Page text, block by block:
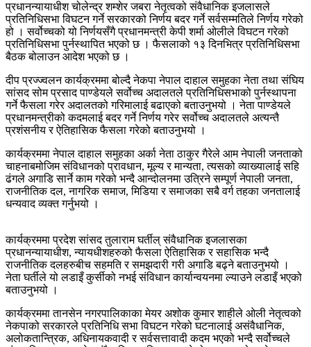
प्रधानन्यायाधीश चोलेन्द्र शम्शेर जबरा नेतृत्वको संवैधानिक इजलासले
प्रतिनिधिसभा विघटन गर्ने सरकारको निर्णय बदर गर्ने सर्वसम्मतिले निर्णय गरेको
हो । सर्वोच्चको यो निर्णयसँगै प्रधानमन्त्री केपी शर्मा ओलीले विघटन गरेको
प्रतिनिधिसभा पुर्नस्थापित भएको छ । फैसलाको १३ दिनभित्र प्रतिनिधिसभा
बैठक बोलाउन आदेश भएको छ ।
दीप प्रज्ज्वलन कार्यक्रममा बोल्दै नेकपा नेपाल दाहाल समुहका नेता तथा संघिय
सांसद सोम प्रसाद पाण्डेयले सर्वोच्च अदालतले प्रतिनिधिसभाको पुर्नस्थापना
गर्ने फैसला गरेर अदालतको गरिमालाई बढाएको बताउनुभयो । नेता पाण्डेयले
प्रधानमन्त्रीको कदमलाई बदर गर्ने निर्णय गरेर सर्वोच्च अदालतले अत्यन्तै
प्रशंसनीय र ऐतिहासिक फैसला गरेको बताउनुभयो ।
कार्यक्रममा नेपाल दाहाल समुहका अर्का नेता ठाकुर गैरेले आम नेपाली जनताको
चाहनाबमोजिम संविधानको प्रावधान, मूल्य र मान्यता, त्यसको व्याख्यालाई सहि
ढंगले अगाडि सार्ने काम गरेको भन्दै आन्दोलनमा उत्रिने सम्पूर्ण नेपाली जनता,
राजनीतिक दल, नागरिक समाज, मिडिया र समाजका सबै वर्ग तहका जनतालाई
धन्यवाद व्यक्त गर्नुभयो ।
कार्यक्रममा प्रदेश सांसद तुलाराम घर्तील् संवैधानिक इजलासका
प्रधानन्यायाधीश, न्यायधीशहरुको फैसला ऐतिहासिक र सहासिक भन्दै
राजनीतिक दलहरुबीच सहमति र समझदारी गरी अगाडि बढ्ने बताउनुभयो ।
नेता घर्तीले यो लडाइँ कुर्सीको नभई संविधान कार्यान्वयनमा ल्याउने लडाइँ भएको
बताउनुभयो ।
कार्यक्रममा तानसेन नगरपालिकाका मेयर अशोक कुमार शाहीले ओली नेतृत्वको
नेकपाको सरकारले प्रतिनिधि सभा विघटन गरेको घटनालाई असंवैधानिक,
अलोकतान्त्रिक, अधिनायकवादी र सर्वसत्तावादी कदम भएको भन्दै सर्वोच्चले